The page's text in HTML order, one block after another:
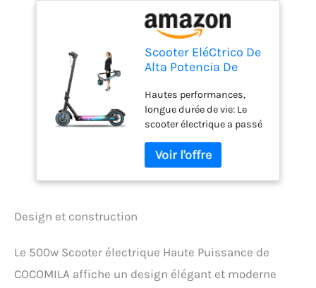
Scooter EléCtrico De
Alta Potencia De
25,4cm, Hasta 25
KM/H,Largo Alcance
45 KM, Sistema De
Frenado De Doble
Tambor, Escooter
Plegable Para
Adultos, Carga MáX
Hautes performances,
longue durée de vie: Le
scooter électrique a passé
UL2272. Équipé d'un
puissant moteur de 500W,
une seule charge permet
assure une conduite
fluide sur le terrain urbain
Design et construction
Le 500w Scooter électrique Haute Puissance de
COCOMILA affiche un design élégant et moderne